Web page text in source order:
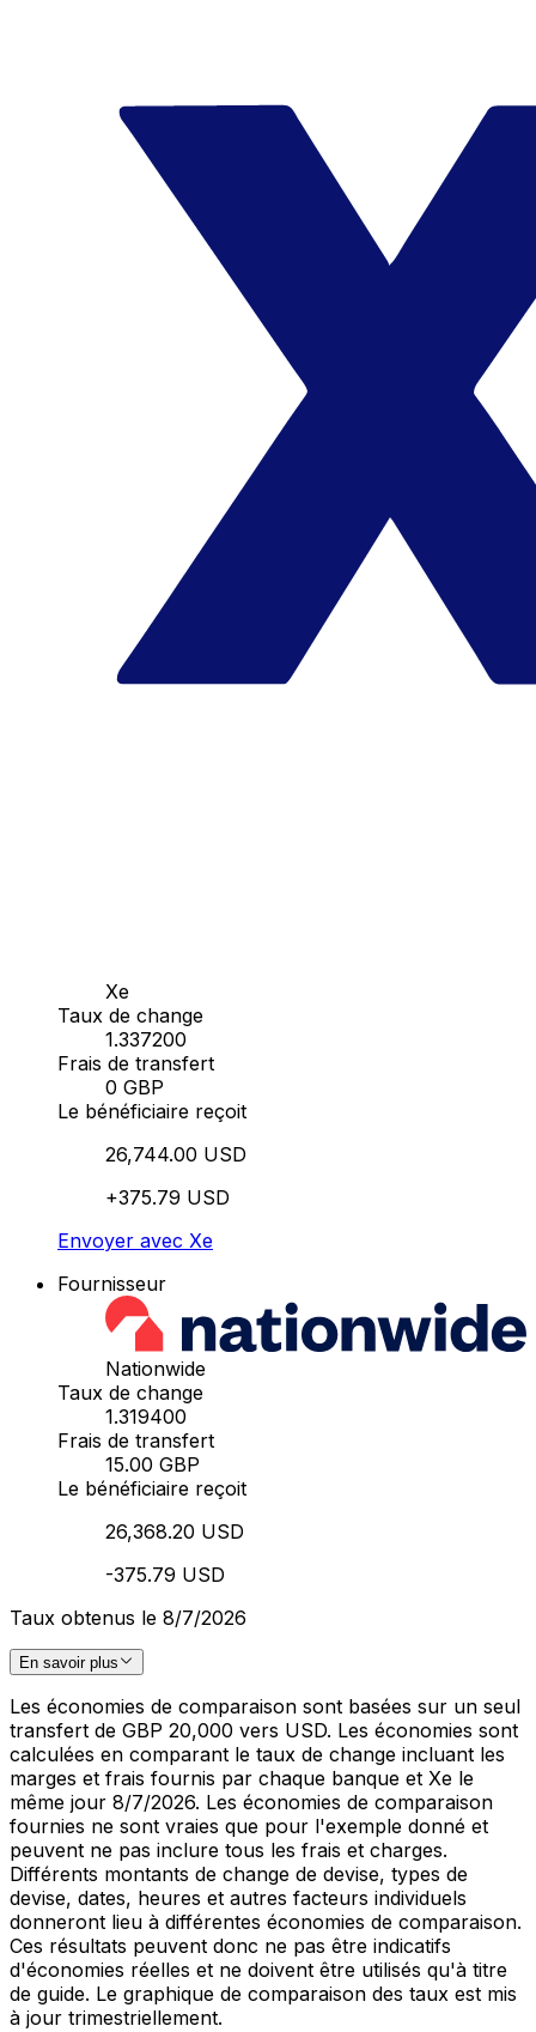
Xe
Taux de change
1.337200
Frais de transfert
0 GBP
Le bénéficiaire reçoit
26,744.00 USD
+375.79 USD
Envoyer avec Xe
Fournisseur
Nationwide
Taux de change
1.319400
Frais de transfert
15.00 GBP
Le bénéficiaire reçoit
26,368.20 USD
-375.79 USD
Taux obtenus le 8/7/2026
En savoir plus
Les économies de comparaison sont basées sur un seul
transfert de GBP 20,000 vers USD. Les économies sont
calculées en comparant le taux de change incluant les
marges et frais fournis par chaque banque et Xe le
même jour 8/7/2026. Les économies de comparaison
fournies ne sont vraies que pour l'exemple donné et
peuvent ne pas inclure tous les frais et charges.
Différents montants de change de devise, types de
devise, dates, heures et autres facteurs individuels
donneront lieu à différentes économies de comparaison.
Ces résultats peuvent donc ne pas être indicatifs
d'économies réelles et ne doivent être utilisés qu'à titre
de guide. Le graphique de comparaison des taux est mis
à jour trimestriellement.